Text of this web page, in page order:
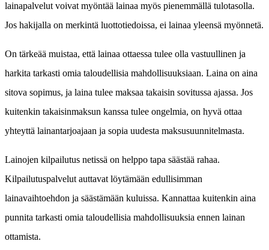
lainapalvelut voivat myöntää lainaa myös pienemmällä tulotasolla.
Jos hakijalla on merkintä luottotiedoissa, ei lainaa yleensä myönnetä.
On tärkeää muistaa, että lainaa ottaessa tulee olla vastuullinen ja
harkita tarkasti omia taloudellisia mahdollisuuksiaan. Laina on aina
sitova sopimus, ja laina tulee maksaa takaisin sovitussa ajassa. Jos
kuitenkin takaisinmaksun kanssa tulee ongelmia, on hyvä ottaa
yhteyttä lainantarjoajaan ja sopia uudesta maksusuunnitelmasta.
Lainojen kilpailutus netissä on helppo tapa säästää rahaa.
Kilpailutuspalvelut auttavat löytämään edullisimman
lainavaihtoehdon ja säästämään kuluissa. Kannattaa kuitenkin aina
punnita tarkasti omia taloudellisia mahdollisuuksia ennen lainan
ottamista.